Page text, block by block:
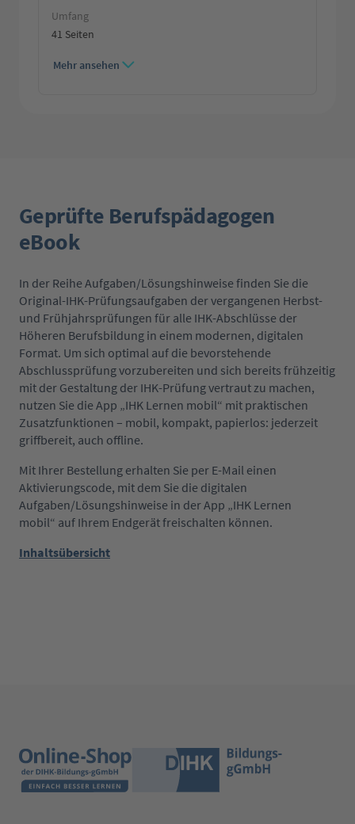
Umfang
41 Seiten
Mehr ansehen
Geprüfte Berufspädagogen
eBook
In der Reihe Aufgaben/Lösungshinweise finden Sie die
Original-IHK-Prüfungsaufgaben der vergangenen Herbst-
und Frühjahrsprüfungen für alle IHK-Abschlüsse der
Höheren Berufsbildung in einem modernen, digitalen
Format. Um sich optimal auf die bevorstehende
Abschlussprüfung vorzubereiten und sich bereits frühzeitig
mit der Gestaltung der IHK-Prüfung vertraut zu machen,
nutzen Sie die App „IHK Lernen mobil“ mit praktischen
Zusatzfunktionen – mobil, kompakt, papierlos: jederzeit
griffbereit, auch offline.
Mit Ihrer Bestellung erhalten Sie per E-Mail einen
Aktivierungscode, mit dem Sie die digitalen
Aufgaben/Lösungshinweise in der App „IHK Lernen
mobil“ auf Ihrem Endgerät freischalten können.
Inhaltsübersicht